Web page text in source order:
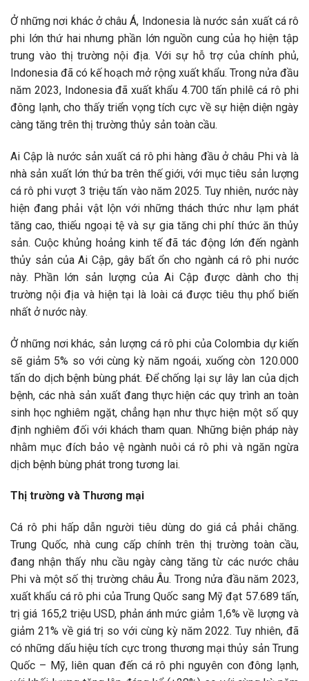
Ở những nơi khác ở châu Á, Indonesia là nước sản xuất cá rô
phi lớn thứ hai nhưng phần lớn nguồn cung của họ hiện tập
trung vào thị trường nội địa. Với sự hỗ trợ của chính phủ,
Indonesia đã có kế hoạch mở rộng xuất khẩu. Trong nửa đầu
năm 2023, Indonesia đã xuất khẩu 4.700 tấn philê cá rô phi
đông lạnh, cho thấy triển vọng tích cực về sự hiện diện ngày
càng tăng trên thị trường thủy sản toàn cầu.
Ai Cập là nước sản xuất cá rô phi hàng đầu ở châu Phi và là
nhà sản xuất lớn thứ ba trên thế giới, với mục tiêu sản lượng
cá rô phi vượt 3 triệu tấn vào năm 2025. Tuy nhiên, nước này
hiện đang phải vật lộn với những thách thức như lạm phát
tăng cao, thiếu ngoại tệ và sự gia tăng chi phí thức ăn thủy
sản. Cuộc khủng hoảng kinh tế đã tác động lớn đến ngành
thủy sản của Ai Cập, gây bất ổn cho ngành cá rô phi nước
này. Phần lớn sản lượng của Ai Cập được dành cho thị
trường nội địa và hiện tại là loài cá được tiêu thụ phổ biến
nhất ở nước này.
Ở những nơi khác, sản lượng cá rô phi của Colombia dự kiến
sẽ giảm 5% so với cùng kỳ năm ngoái, xuống còn 120.000
tấn do dịch bệnh bùng phát. Để chống lại sự lây lan của dịch
bệnh, các nhà sản xuất đang thực hiện các quy trình an toàn
sinh học nghiêm ngặt, chẳng hạn như thực hiện một số quy
định nghiêm đối với khách tham quan. Những biện pháp này
nhằm mục đích bảo vệ ngành nuôi cá rô phi và ngăn ngừa
dịch bệnh bùng phát trong tương lai.
Thị trường và Thương mại
Cá rô phi hấp dẫn người tiêu dùng do giá cả phải chăng.
Trung Quốc, nhà cung cấp chính trên thị trường toàn cầu,
đang nhận thấy nhu cầu ngày càng tăng từ các nước châu
Phi và một số thị trường châu Âu. Trong nửa đầu năm 2023,
xuất khẩu cá rô phi của Trung Quốc sang Mỹ đạt 57.689 tấn,
trị giá 165,2 triệu USD, phản ánh mức giảm 1,6% về lượng và
giảm 21% về giá trị so với cùng kỳ năm 2022. Tuy nhiên, đã
có những dấu hiệu tích cực trong thương mại thủy sản Trung
Quốc – Mỹ, liên quan đến cá rô phi nguyên con đông lạnh,